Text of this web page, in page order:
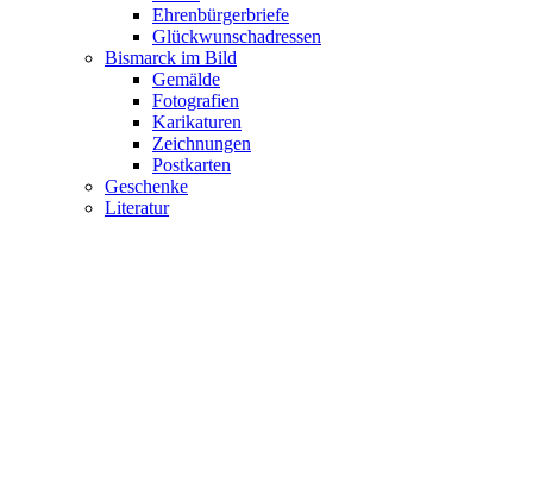
Ehrenbürgerbriefe
Glückwunschadressen
Bismarck im Bild
Gemälde
Fotografien
Karikaturen
Zeichnungen
Postkarten
Geschenke
Literatur